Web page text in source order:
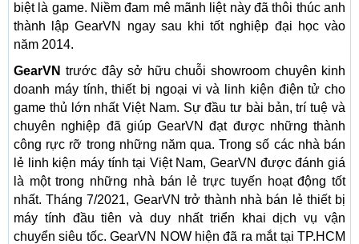
biệt là game. Niềm đam mê mãnh liệt này đã thôi thúc anh
thành lập GearVN ngay sau khi tốt nghiệp đại học vào
năm 2014.
GearVN trước đây sở hữu chuỗi showroom chuyên kinh
doanh máy tính, thiết bị ngoại vi và linh kiện điện tử cho
game thủ lớn nhất Việt Nam. Sự đầu tư bài bản, trí tuệ và
chuyên nghiệp đã giúp GearVN đạt được những thành
công rực rỡ trong những năm qua. Trong số các nhà bán
lẻ linh kiện máy tính tại Việt Nam, GearVN được đánh giá
là một trong những nhà bán lẻ trực tuyến hoạt động tốt
nhất. Tháng 7/2021, GearVN trở thành nhà bán lẻ thiết bị
máy tính đầu tiên và duy nhất triển khai dịch vụ vận
chuyển siêu tốc. GearVN NOW hiện đã ra mắt tại TP.HCM